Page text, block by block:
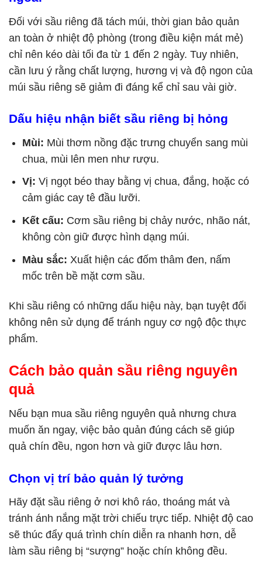
Đối với sầu riêng đã tách múi, thời gian bảo quản
an toàn ở nhiệt độ phòng (trong điều kiện mát mẻ)
chỉ nên kéo dài tối đa từ 1 đến 2 ngày. Tuy nhiên,
cần lưu ý rằng chất lượng, hương vị và độ ngon của
múi sầu riêng sẽ giảm đi đáng kể chỉ sau vài giờ.
Dấu hiệu nhận biết sầu riêng bị hỏng
Mùi: Mùi thơm nồng đặc trưng chuyển sang mùi
chua, mùi lên men như rượu.
Vị: Vị ngọt béo thay bằng vị chua, đắng, hoặc có
cảm giác cay tê đầu lưỡi.
Kết cấu: Cơm sầu riêng bị chảy nước, nhão nát,
không còn giữ được hình dạng múi.
Màu sắc: Xuất hiện các đốm thâm đen, nấm
mốc trên bề mặt cơm sầu.
Khi sầu riêng có những dấu hiệu này, bạn tuyệt đối
không nên sử dụng để tránh nguy cơ ngộ độc thực
phẩm.
Cách bảo quản sầu riêng nguyên
quả
Nếu bạn mua sầu riêng nguyên quả nhưng chưa
muốn ăn ngay, việc bảo quản đúng cách sẽ giúp
quả chín đều, ngon hơn và giữ được lâu hơn.
Chọn vị trí bảo quản lý tưởng
Hãy đặt sầu riêng ở nơi khô ráo, thoáng mát và
tránh ánh nắng mặt trời chiếu trực tiếp. Nhiệt độ cao
sẽ thúc đẩy quá trình chín diễn ra nhanh hơn, dễ
làm sầu riêng bị “sượng” hoặc chín không đều.